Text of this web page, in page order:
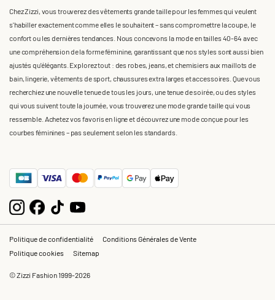
Chez Zizzi, vous trouverez des vêtements grande taille pour les femmes qui veulent
s'habiller exactement comme elles le souhaitent – sans compromettre la coupe, le
confort ou les dernières tendances. Nous concevons la mode en tailles 40-64 avec
une compréhension de la forme féminine, garantissant que nos styles sont aussi bien
ajustés qu'élégants. Explorez tout : des robes, jeans, et chemisiers aux maillots de
bain, lingerie, vêtements de sport, chaussures extra larges et accessoires. Que vous
recherchiez une nouvelle tenue de tous les jours, une tenue de soirée, ou des styles
qui vous suivent toute la journée, vous trouverez une mode grande taille qui vous
ressemble. Achetez vos favoris en ligne et découvrez une mode conçue pour les
courbes féminines – pas seulement selon les standards.
Politique de confidentialité
Conditions Générales de Vente
Politique cookies
Sitemap
© Zizzi Fashion 1999-2026